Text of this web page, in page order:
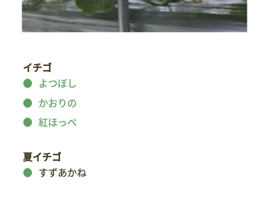
イチゴ
よつぼし
かおりの
紅ほっぺ
夏イチゴ
すずあかね